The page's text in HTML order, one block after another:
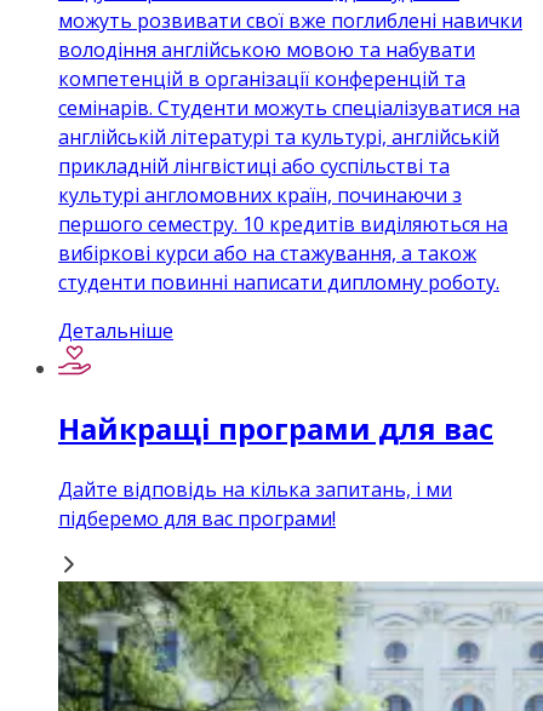
можуть розвивати свої вже поглиблені навички
володіння англійською мовою та набувати
компетенцій в організації конференцій та
семінарів. Студенти можуть спеціалізуватися на
англійській літературі та культурі, англійській
прикладній лінгвістиці або суспільстві та
культурі англомовних країн, починаючи з
першого семестру. 10 кредитів виділяються на
вибіркові курси або на стажування, а також
студенти повинні написати дипломну роботу.
Детальніше
Найкращі програми для вас
Дайте відповідь на кілька запитань, і ми
підберемо для вас програми!